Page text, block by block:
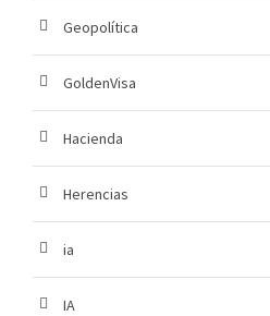
Geopolítica
GoldenVisa
Hacienda
Herencias
ia
IA